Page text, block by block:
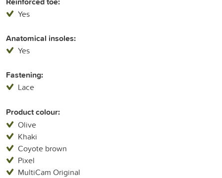
Yes
Anatomical insoles:
Yes
Fastening:
Lace
Product colour:
Olive
Khaki
Coyote brown
Pixel
MultiCam Original